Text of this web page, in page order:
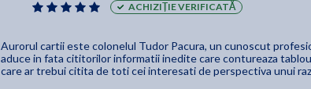
ACHIZIȚIE VERIFICATĂ
Aurorul cartii este colonelul Tudor Pacura, un cunoscut
aduce in fata cititorilor informatii inedite care contureaza
care ar trebui citita de toti cei interesati de perspectiva unui